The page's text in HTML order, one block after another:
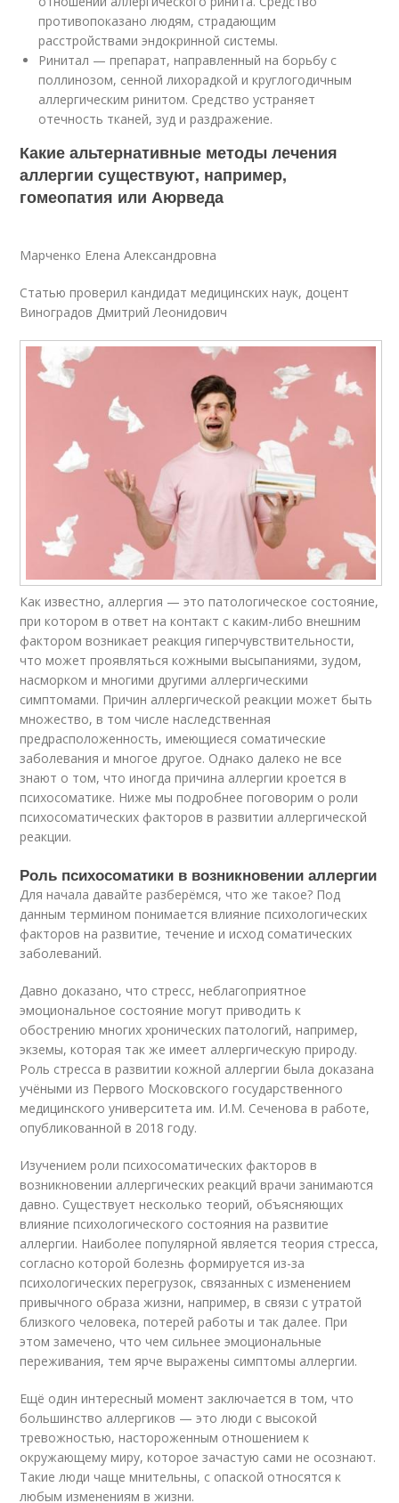
противопоказано людям, страдающим
расстройствами эндокринной системы.
Ринитал — препарат, направленный на борьбу с
поллинозом, сенной лихорадкой и круглогодичным
аллергическим ринитом. Средство устраняет
отечность тканей, зуд и раздражение.
Какие альтернативные методы лечения
аллергии существуют, например,
гомеопатия или Аюрведа
Марченко Елена Александровна
Статью проверил кандидат медицинских наук, доцент
Виноградов Дмитрий Леонидович
Как известно, аллергия — это патологическое состояние,
при котором в ответ на контакт с каким-либо внешним
фактором возникает реакция гиперчувствительности,
что может проявляться кожными высыпаниями, зудом,
насморком и многими другими аллергическими
симптомами. Причин аллергической реакции может быть
множество, в том числе наследственная
предрасположенность, имеющиеся соматические
заболевания и многое другое. Однако далеко не все
знают о том, что иногда причина аллергии кроется в
психосоматике. Ниже мы подробнее поговорим о роли
психосоматических факторов в развитии аллергической
реакции.
Роль психосоматики в возникновении аллергии
Для начала давайте разберёмся, что же такое? Под
данным термином понимается влияние психологических
факторов на развитие, течение и исход соматических
заболеваний.
Давно доказано, что стресс, неблагоприятное
эмоциональное состояние могут приводить к
обострению многих хронических патологий, например,
экземы, которая так же имеет аллергическую природу.
Роль стресса в развитии кожной аллергии была доказана
учёными из Первого Московского государственного
медицинского университета им. И.М. Сеченова в работе,
опубликованной в 2018 году.
Изучением роли психосоматических факторов в
возникновении аллергических реакций врачи занимаются
давно. Существует несколько теорий, объясняющих
влияние психологического состояния на развитие
аллергии. Наиболее популярной является теория стресса,
согласно которой болезнь формируется из-за
психологических перегрузок, связанных с изменением
привычного образа жизни, например, в связи с утратой
близкого человека, потерей работы и так далее. При
этом замечено, что чем сильнее эмоциональные
переживания, тем ярче выражены симптомы аллергии.
Ещё один интересный момент заключается в том, что
большинство аллергиков — это люди с высокой
тревожностью, настороженным отношением к
окружающему миру, которое зачастую сами не осознают.
Такие люди чаще мнительны, с опаской относятся к
любым изменениям в жизни.